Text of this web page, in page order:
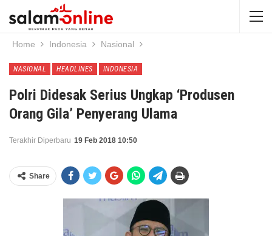
Home Indonesia Nasional
NASIONAL HEADLINES INDONESIA
Polri Didesak Serius Ungkap ‘Produsen
Orang Gila’ Penyerang Ulama
Terakhir Diperbaru 19 Feb 2018 10:50
Share